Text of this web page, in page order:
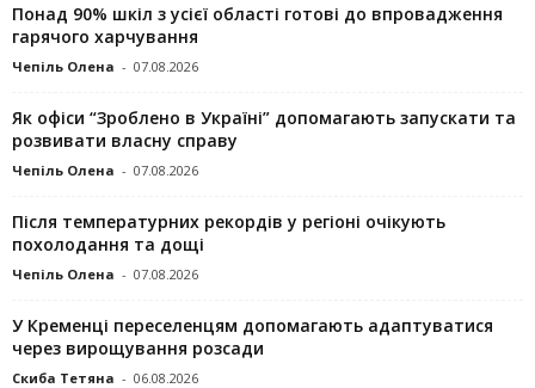
Понад 90% шкіл з усієї області готові до впровадження
гарячого харчування
Чепіль Олена - 07.08.2026
Як офіси “Зроблено в Україні” допомагають запускaти та
розвивати власну справу
Чепіль Олена - 07.08.2026
Після температурних рекордів у регіоні очікують
похолодання та дощі
Чепіль Олена - 07.08.2026
У Кременці переселенцям допомагають адаптуватися
через вирощування розсади
Скиба Тетяна - 06.08.2026